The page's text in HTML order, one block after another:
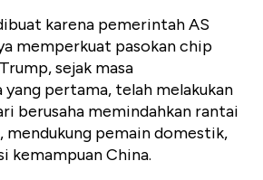
karena pemerintah AS
memperkuat pasokan chip
sejak masa
pertama, telah melakukan
berusaha memindahkan rantai
mendukung pemain domestik,
kemampuan China.